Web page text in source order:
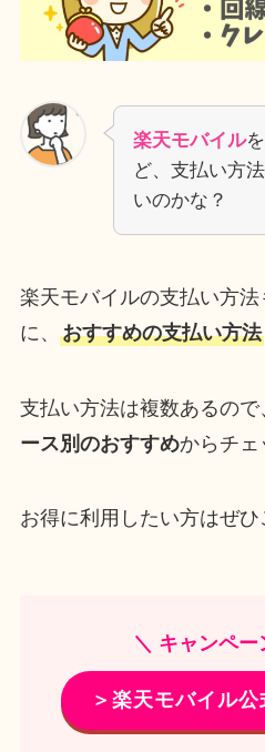
楽天モバイル
ど、支払い方
いのかな？
楽天モバイルの支払い方
に、 おすすめの支払い方法
支払い方法は複数あるので
ース別のおすすめからチェ
お得に利用したい方はぜひ
＼ キャンペー
＞楽天モバイル